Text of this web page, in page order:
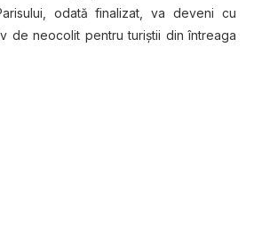
odată finalizat, va deveni cu
de neocolit pentru turiștii din întreaga